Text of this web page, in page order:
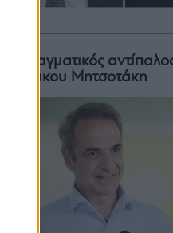
Ο πραγματικός
Κυριάκου Μητσοτάκη